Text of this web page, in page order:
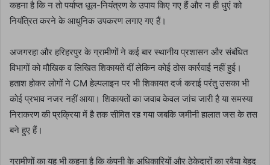
कहना है कि न तो पर्याप्त धूल-नियंत्रण के उपाय किए गए हैं और न ही धुएं को
नियंत्रित करने के आधुनिक उपकरण लगाए गए हैं।
अजगरहा और हरिहरपुर के ग्रामीणों ने कई बार स्थानीय प्रशासन और संबंधित
विभागों को मौखिक व लिखित शिकायतें दीं लेकिन कोई ठोस कार्रवाई नहीं हुई।
हताश होकर लोगों ने CM हेल्पलाइन पर भी शिकायत दर्ज कराई परंतु उसका भी
कोई प्रभाव नजर नहीं आया। शिकायतों का जवाब केवल जांच जारी है या समस्या
निराकरण की प्रक्रिया में है तक सीमित रह गया जबकि जमीनी हालात जस के तस
बने हुए हैं।
ग्रामीणों का यह भी कहना है कि कंपनी के अधिकारियों और ठेकेदारों का रवैया बेहद